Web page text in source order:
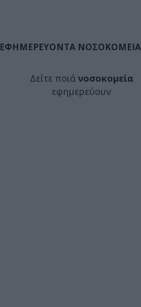
ΕΦΗΜΕΡΕΥΟΝΤΑ ΝΟΣΟΚΟΜΕΙΑ
Δείτε ποιά νοσοκομεία
εφημερεύουν